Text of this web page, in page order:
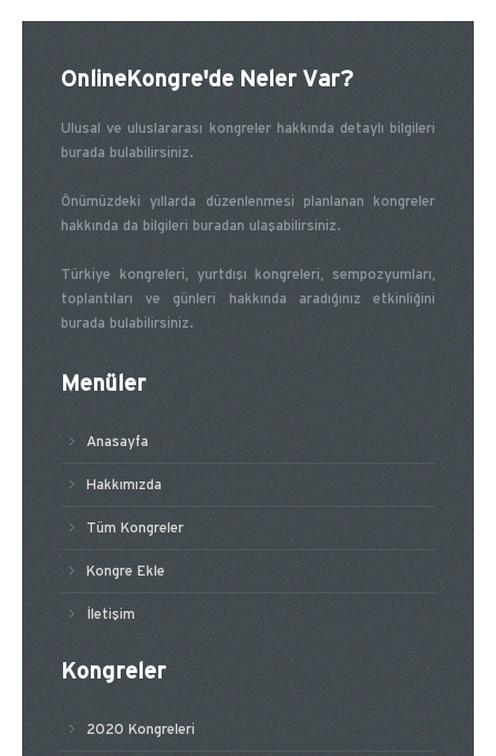
OnlineKongre'de Neler Var?
Ulusal ve uluslararası kongreler hakkında detaylı bilgileri
burada bulabilirsiniz.
Önümüzdeki yıllarda düzenlenmesi planlanan kongreler
hakkında da bilgileri buradan ulaşabilirsiniz.
Türkiye kongreleri, yurtdışı kongreleri, sempozyumları,
toplantıları ve günleri hakkında aradığınız etkinliğini
burada bulabilirsiniz.
Menüler
Anasayfa
Hakkımızda
Tüm Kongreler
Kongre Ekle
İletişim
Kongreler
2020 Kongreleri